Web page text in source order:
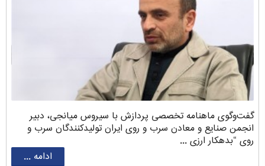
گفت‌وگوی ماهنامه تخصصی پردازش با سیروس ‌میانجی، دبیر
انجمن صنایع و معادن سرب و روی ایران تولیدکنندگان سرب و
روی “بدهکار ارزی ...
ادامه ...